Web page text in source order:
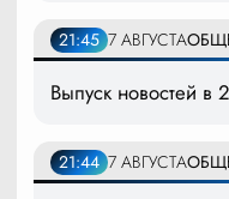
21:45 7 АВГУСТА
Выпуск новостей в
21:44 7 АВГУСТА